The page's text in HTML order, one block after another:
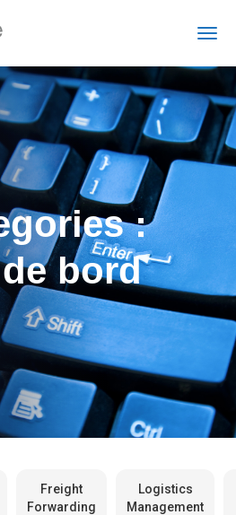
:
bord
Freight
Forwarding
Logistics
Management